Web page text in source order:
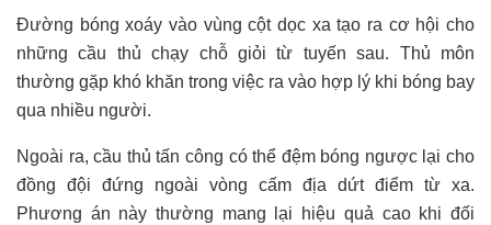
Đường bóng xoáy vào vùng cột dọc xa tạo ra cơ hội cho
những cầu thủ chạy chỗ giỏi từ tuyến sau. Thủ môn
thường gặp khó khăn trong việc ra vào hợp lý khi bóng bay
qua nhiều người.
Ngoài ra, cầu thủ tấn công có thể đệm bóng ngược lại cho
đồng đội đứng ngoài vòng cấm địa dứt điểm từ xa.
Phương án này thường mang lại hiệu quả cao khi đối